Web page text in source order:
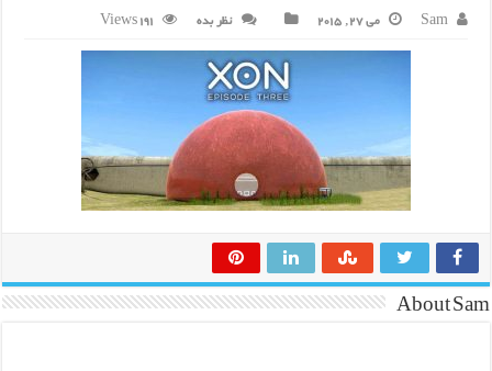
Sam می 27, 2015 نظر بده 191 Views
About Sam